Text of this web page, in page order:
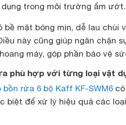
trong môi trường ẩm ướt.
bề mặt bóng mịn, dễ lau chùi
này cũng giúp ngăn chặn
máy, góp phần bảo vệ
phù hợp với từng loại vật
rửa 6 bộ Kaff KF-SWM6
biệt để xử lý hiệu quả các